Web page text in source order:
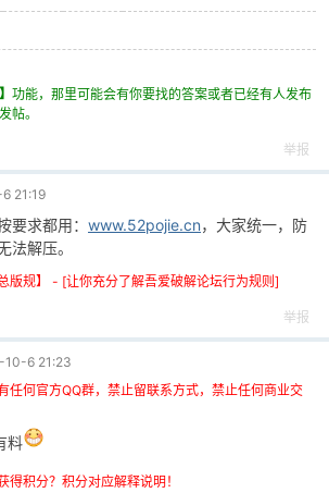
】 功能，那里可能会有你要找的答案或者已经有人发布
帖。
举报
21:19
要求都用： www.52pojie.cn，大家统一，防
法解压。
版规】 - [让你充分了解吾爱破解论坛行为规则]
举报
10-6 21:23
任何官方QQ群，禁止留联系方式，禁止任何商业交
料
得积分？积分对应解释说明！